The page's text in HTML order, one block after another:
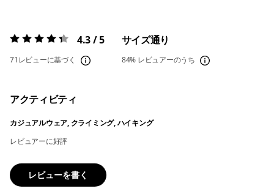
評価:4.3 / 5 4.3 / 5
71レビューに基づく
サイズ通り
84% レビュアーのうち
アクティビティ
カジュアルウェア, クライミング, ハイキング
レビュアーに好評
レビューを書く